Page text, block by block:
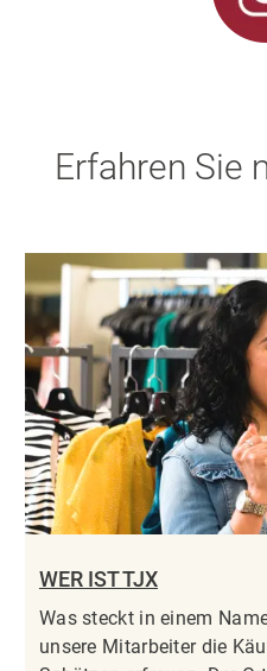
Erfahren Sie
WER IST TJX
Was steckt in einem
unsere Mitarbeiter die